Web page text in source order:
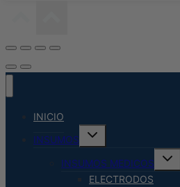
INICIO
INSUMOS
Alternar
menú
INSUMOS MEDICOS
menú
ELECTRODOS